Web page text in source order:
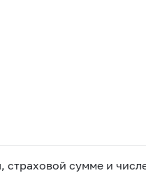
страховой сумме и